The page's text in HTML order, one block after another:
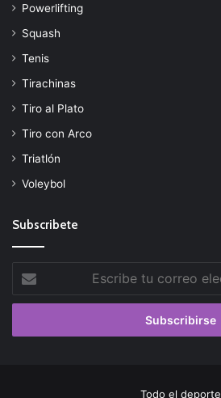
Powerlifting
Squash
Tenis
Tirachinas
Tiro al Plato
Tiro con Arco
Triatlón
Voleybol
Subscribete
tu
correo
Todo el deporte